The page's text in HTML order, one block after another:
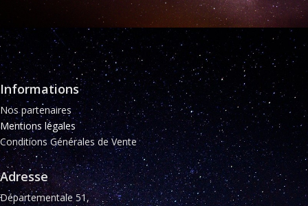
Informations
Nos partenaires
Mentions légales
Conditions Générales de Vente
Adresse
Départementale 51,